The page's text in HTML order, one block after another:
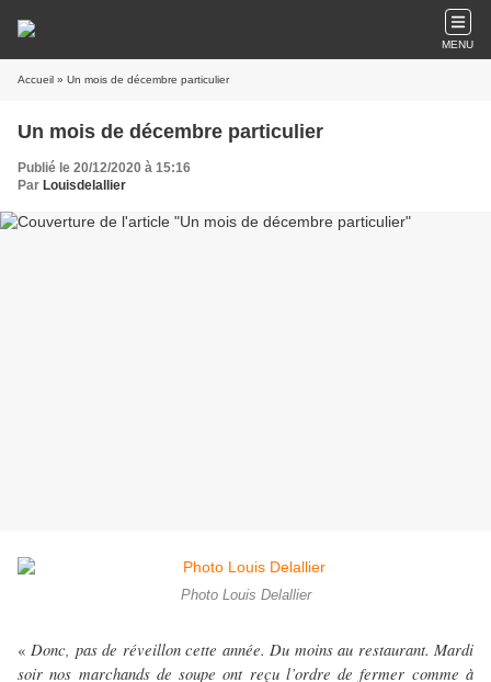
MENU
Accueil » Un mois de décembre particulier
Un mois de décembre particulier
Publié le 20/12/2020 à 15:16
Par Louisdelallier
Photo Louis Delallier
«Donc, pas de réveillon cette année. Du moins au restaurant. Mardi
soir nos marchands de soupe ont reçu l’ordre de fermer comme à